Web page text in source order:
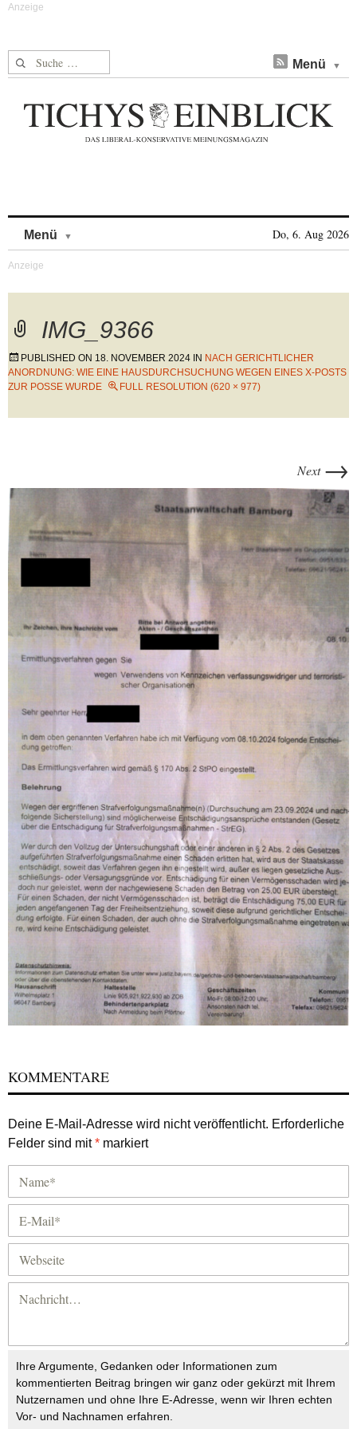
Suche nach: Menü
Menü Do, 6. Aug 2026
IMG_9366
PUBLISHED ON 18. NOVEMBER 2024 IN NACH GERICHTLICHER
ANORDNUNG: WIE EINE HAUSDURCHSUCHUNG WEGEN EINES X-POSTS
ZUR POSSE WURDE
FULL RESOLUTION (620 × 977)
Next →
KOMMENTARE
Deine E-Mail-Adresse wird nicht veröffentlicht. Erforderliche
Felder sind mit* markiert
Ihre Argumente, Gedanken oder Informationen zum
kommentierten Beitrag bringen wir ganz oder gekürzt mit Ihrem
Nutzernamen und ohne Ihre E-Adresse, wenn wir Ihren echten
Vor- und Nachnamen erfahren.